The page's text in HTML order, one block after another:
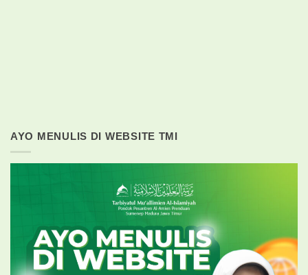
AYO MENULIS DI WEBSITE TMI